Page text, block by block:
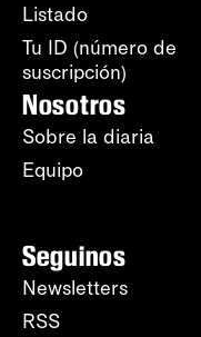
Listado
Tu ID (número de
suscripción)
Nosotros
Sobre la diaria
Equipo
Seguinos
Newsletters
RSS